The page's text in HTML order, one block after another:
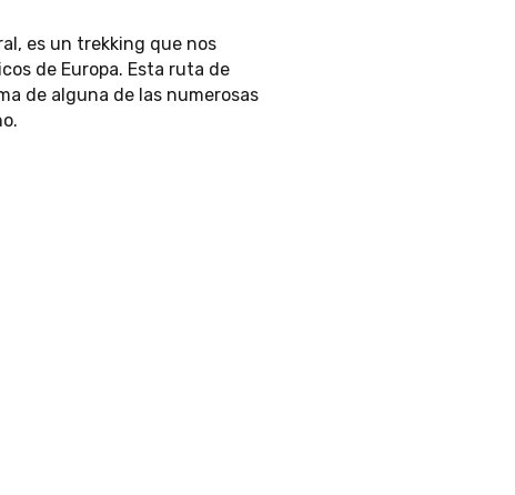
es un trekking que nos
de Europa. Esta ruta de
de alguna de las numerosas